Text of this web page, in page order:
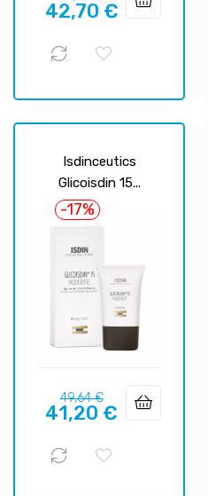
habituel
42,70 €
Isdinceutics
Glicoisdin 15...
-17%
Prix
habituel
49,64 €Prix
41,20 €